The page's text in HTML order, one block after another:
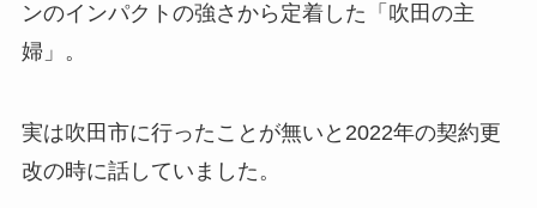
ンのインパクトの強さから定着した「吹田の主
婦」。
実は吹田市に行ったことが無いと2022年の契約更
改の時に話していました。